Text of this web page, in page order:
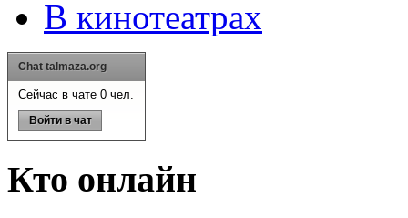
В кинотеатрах
Chat talmaza.org
Сейчас в чате 0 чел.
Войти в чат
Кто онлайн